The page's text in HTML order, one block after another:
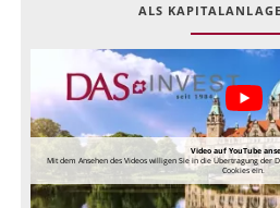
ALS
Video auf YouTube
Mit dem Ansehen des Videos willigen Sie in die Übertragung der
Cookies ein.